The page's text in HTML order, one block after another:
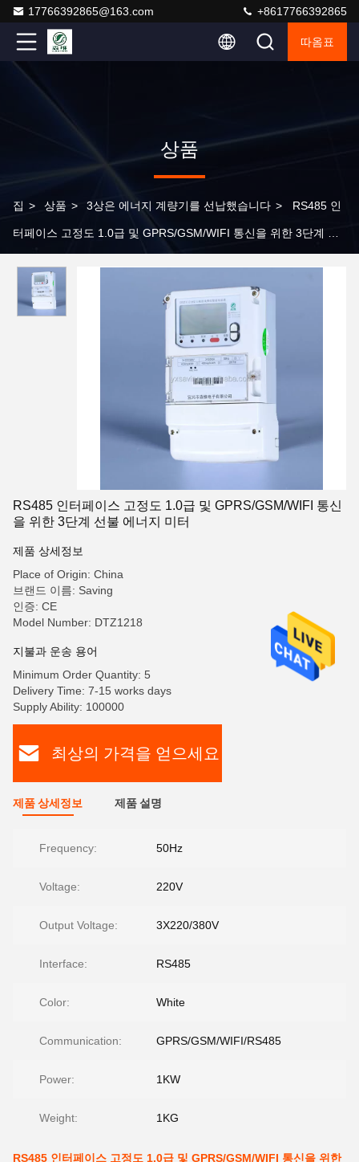
17766392865@163.com +8617766392865
따옴표
상품
집 > 상품 > 3상은 에너지 계량기를 선납했습니다 > RS485 인
터페이스 고정도 1.0급 및 GPRS/GSM/WIFI 통신을 위한 3단계 선
RS485 인터페이스 고정도 1.0급 및 GPRS/GSM/WIFI 통신
을 위한 3단계 선불 에너지 미터
제품 상세정보
Place of Origin: China
브랜드 이름: Saving
인증: CE
Model Number: DTZ1218
지불과 운송 용어
Minimum Order Quantity: 5
Delivery Time: 7-15 works days
Supply Ability: 100000
최상의 가격을 얻으세요
제품 상세정보 제품 설명
Frequency: 50Hz
Voltage: 220V
Output Voltage: 3X220/380V
Interface: RS485
Color: White
Communication: GPRS/GSM/WIFI/RS485
Power: 1KW
Weight: 1KG
RS485 인터페이스 고정도 1.0급 및 GPRS/GSM/WIFI 통신을 위한